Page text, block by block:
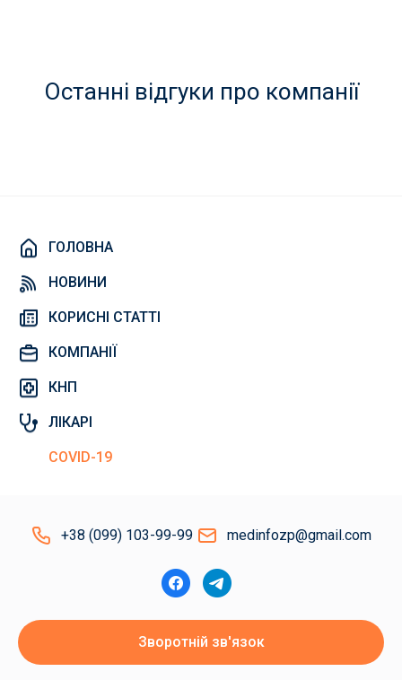
Останні відгуки про компанії
ГОЛОВНА
НОВИНИ
КОРИСНІ СТАТТІ
КОМПАНІЇ
КНП
ЛІКАРІ
COVID-19
+38 (099) 103-99-99 medinfozp@gmail.com
Зворотній зв'язок